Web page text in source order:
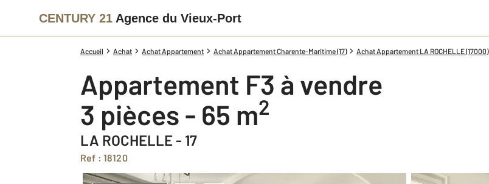
CENTURY 21 Agence du Vieux-Port
Accueil Achat Achat Appartement Achat Appartement Charente-Maritime (17) Achat Appartement LA ROCHELLE (17000)
Appartement F3 à vendre
3 pièces - 65 m2
LA ROCHELLE - 17
Ref : 18120